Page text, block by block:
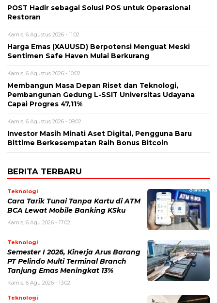
POST Hadir sebagai Solusi POS untuk Operasional
Restoran
Kamis, 6 Agustus 2026 - 11:02
Harga Emas (XAUUSD) Berpotensi Menguat Meski
Sentimen Safe Haven Mulai Berkurang
Kamis, 6 Agustus 2026 - 10:02
Membangun Masa Depan Riset dan Teknologi,
Pembangunan Gedung L-SSIT Universitas Udayana
Capai Progres 47,11%
Kamis, 6 Agustus 2026 - 09:02
Investor Masih Minati Aset Digital, Pengguna Baru
Bittime Berkesempatan Raih Bonus Bitcoin
BERITA TERBARU
Teknologi
Cara Tarik Tunai Tanpa Kartu di ATM
BCA Lewat Mobile Banking KSku
Kamis, 6 Agu 2026 - 17:02
Teknologi
Semester I 2026, Kinerja Arus Barang
PT Pelindo Multi Terminal Branch
Tanjung Emas Meningkat 13%
Kamis, 6 Agu 2026 - 13:02
Teknologi